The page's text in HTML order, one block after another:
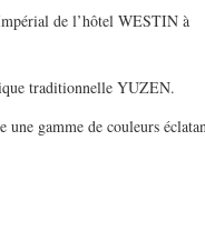
de l’hôtel WESTIN à
traditionnelle YUZEN.
gamme de couleurs